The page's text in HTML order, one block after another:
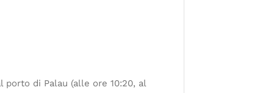
di Palau (alle ore 10:20, al